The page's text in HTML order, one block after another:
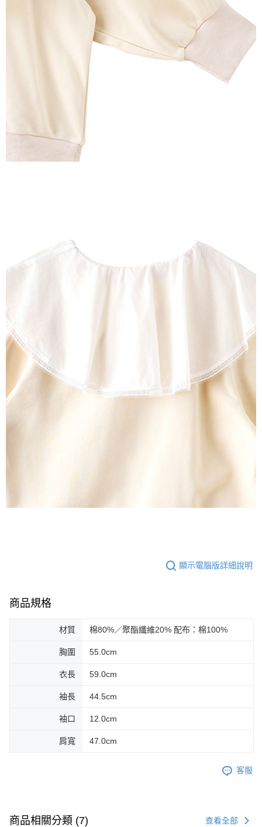
顯示電腦版詳細說明
商品規格
材質 棉80%／聚酯纖維20% 配布：棉100%
胸圍 55.0cm
衣長 59.0cm
袖長 44.5cm
袖口 12.0cm
肩寬 47.0cm
客服
商品相關分類 (7) 查看全部